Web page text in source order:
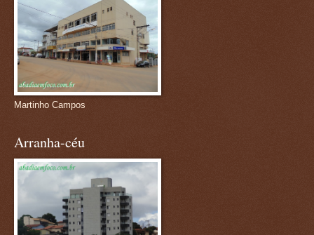
Martinho Campos
Arranha-céu